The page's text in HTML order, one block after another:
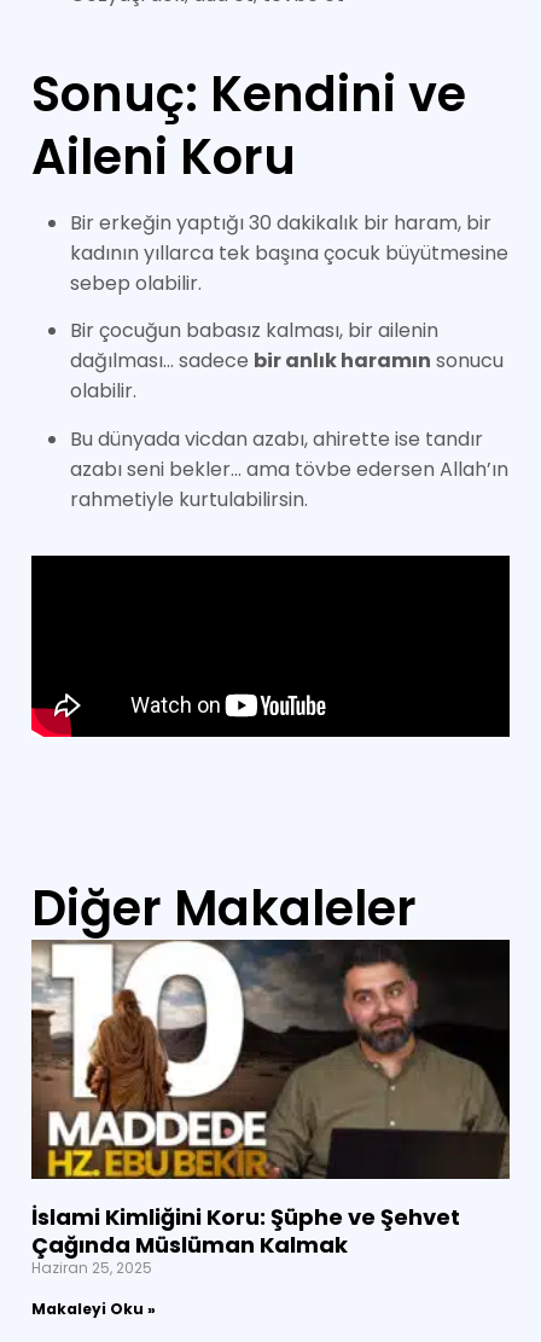
Sonuç: Kendini ve
Aileni Koru
Bir erkeğin yaptığı 30 dakikalık bir haram, bir
kadının yıllarca tek başına çocuk büyütmesine
sebep olabilir.
Bir çocuğun babasız kalması, bir ailenin
dağılması… sadece bir anlık haramın sonucu
olabilir.
Bu dünyada vicdan azabı, ahirette ise tandır
azabı seni bekler… ama tövbe edersen Allah’ın
rahmetiyle kurtulabilirsin.
Diğer Makaleler
İslami Kimliğini Koru: Şüphe ve Şehvet
Çağında Müslüman Kalmak
Haziran 25, 2025
Makaleyi Oku »